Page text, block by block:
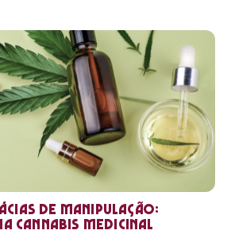
de manipulação:
cannabis medicinal